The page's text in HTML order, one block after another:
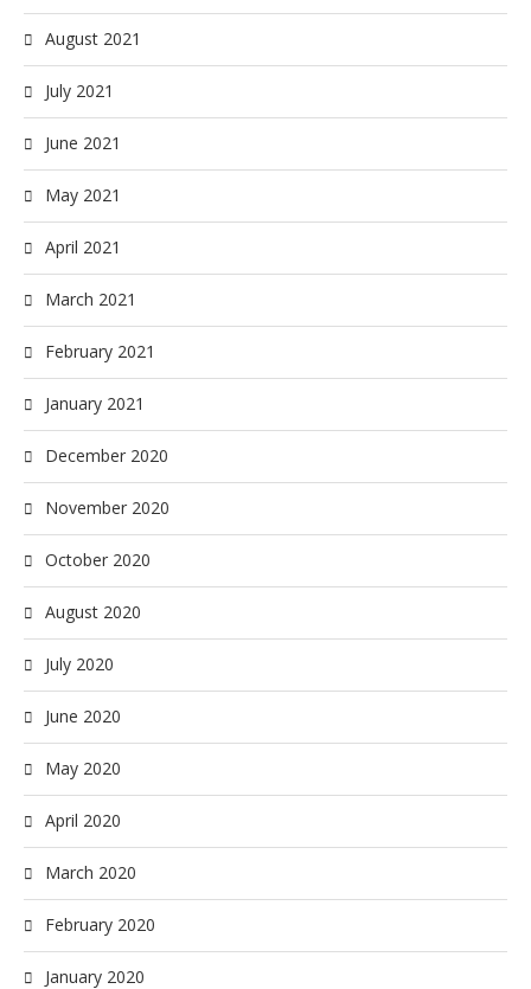
August 2021
July 2021
June 2021
May 2021
April 2021
March 2021
February 2021
January 2021
December 2020
November 2020
October 2020
August 2020
July 2020
June 2020
May 2020
April 2020
March 2020
February 2020
January 2020